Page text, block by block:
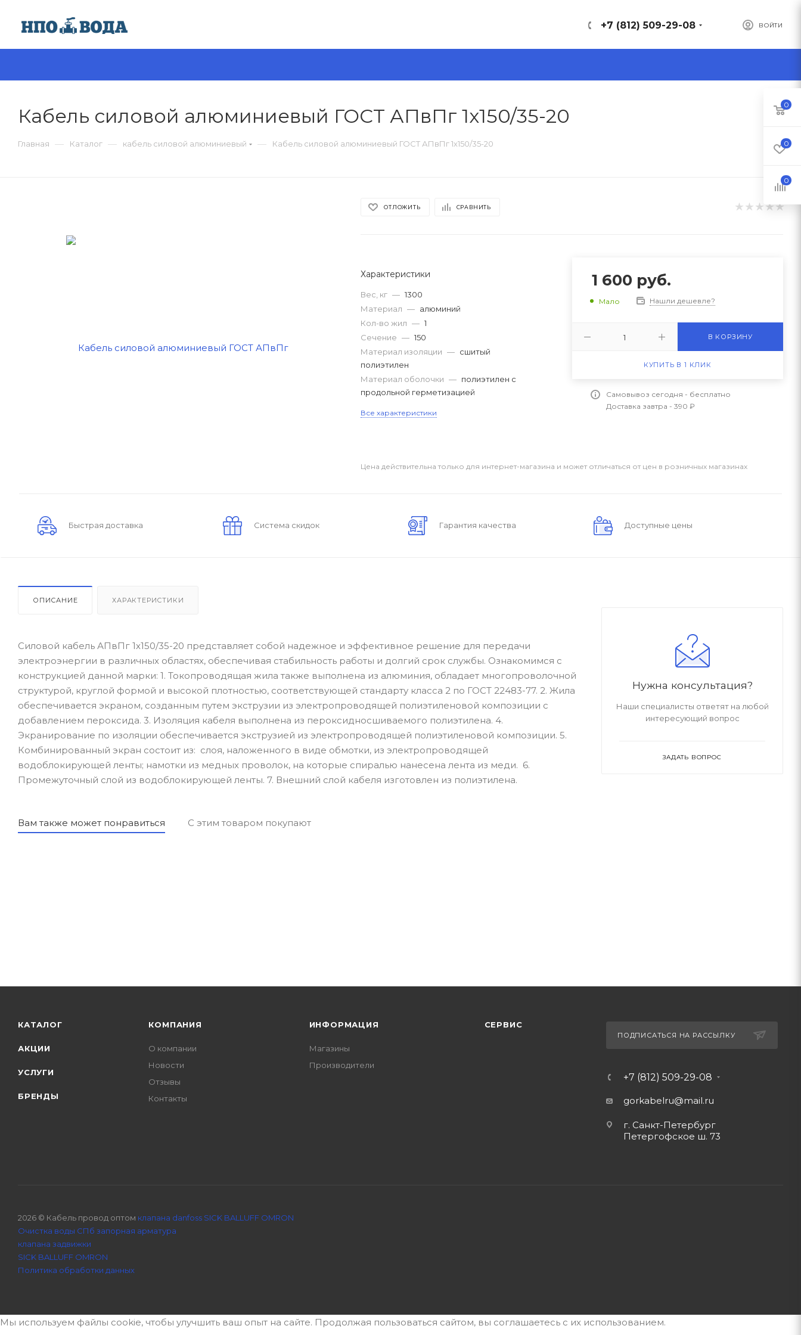
ВОЙТИ
+7 (812) 509-29-08
Кабель силовой алюминиевый ГОСТ АПвПг 1х150/35-20
Главная — Каталог — кабель силовой алюминиевый — Кабель силовой алюминиевый ГОСТ АПвПг 1х150/35-20
ОТЛОЖИТЬ СРАВНИТЬ
Характеристики
Вес, кг — 1300
Материал — алюминий
Кол-во жил — 1
Сечение — 150
Материал изоляции — сшитый
полиэтилен
Материал оболочки — полиэтилен с
продольной герметизацией
Все характеристики
1 600 руб.
Мало Нашли дешевле?
В КОРЗИНУ
КУПИТЬ В 1 КЛИК
Самовывоз сегодня - бесплатно
Доставка завтра - 390 ₽
Цена действительна только для интернет-магазина и может отличаться от цен в розничных магазинах
Быстрая доставка Система скидок Гарантия качества Доступные цены
ОПИСАНИЕ ХАРАКТЕРИСТИКИ
Силовой кабель АПвПг 1х150/35-20 представляет собой надежное и эффективное решение для передачи
электроэнергии в различных областях, обеспечивая стабильность работы и долгий срок службы. Ознакомимся с
конструкцией данной марки: 1. Токопроводящая жила также выполнена из алюминия, обладает многопроволочной
структурой, круглой формой и высокой плотностью, соответствующей стандарту класса 2 по ГОСТ 22483-77. 2. Жила
обеспечивается экраном, созданным путем экструзии из электропроводящей полиэтиленовой композиции с
добавлением пероксида. 3. Изоляция кабеля выполнена из пероксидносшиваемого полиэтилена. 4.
Экранирование по изоляции обеспечивается экструзией из электропроводящей полиэтиленовой композиции. 5.
Комбинированный экран состоит из: слоя, наложенного в виде обмотки, из электропроводящей
водоблокирующей ленты; намотки из медных проволок, на которые спиралью нанесена лента из меди. 6.
Промежуточный слой из водоблокирующей ленты. 7. Внешний слой кабеля изготовлен из полиэтилена.
Вам также может понравиться С этим товаром покупают
Нужна консультация?
Наши специалисты ответят на любой
интересующий вопрос
ЗАДАТЬ ВОПРОС
КАТАЛОГ
АКЦИИ
УСЛУГИ
БРЕНДЫ
КОМПАНИЯ
О компании
Новости
Отзывы
Контакты
ИНФОРМАЦИЯ
Магазины
Производители
СЕРВИС
ПОДПИСАТЬСЯ НА РАССЫЛКУ
+7 (812) 509-29-08
gorkabelru@mail.ru
г. Санкт-Петербург
Петергофское ш. 73
2026 © Кабель провод оптом клапана danfoss SICK BALLUFF OMRON
Очистка воды СПб запорная арматура
клапана задвижки
SICK BALLUFF OMRON
Политика обработки данных
0
0
0
Мы используем файлы cookie, чтобы улучшить ваш опыт на сайте. Продолжая пользоваться сайтом, вы соглашаетесь с их использованием.